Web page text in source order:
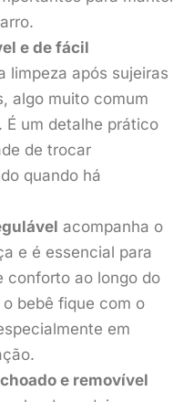
e de fácil
limpeza após sujeiras
algo muito comum
É um detalhe prático
de trocar
quando há
acompanha o
e é essencial para
conforto ao longo do
bebê fique com o
em
e removível